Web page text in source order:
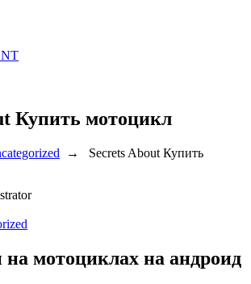
Купить мотоцикл
→
Secrets About Купить
мотоциклах на андроид